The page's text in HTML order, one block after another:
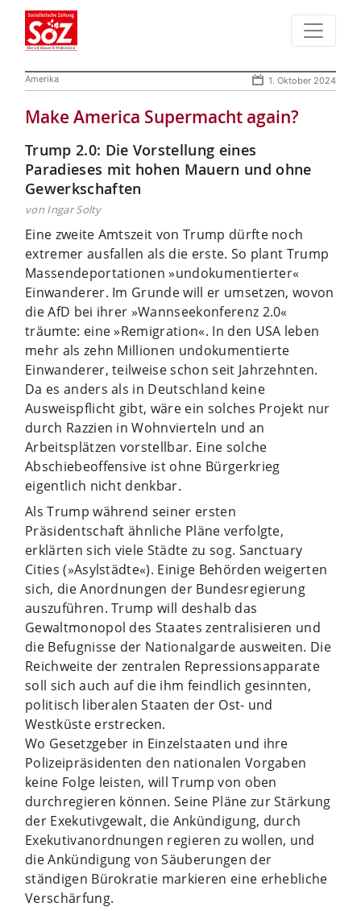
Amerika 1. Oktober 2024
Make America Supermacht again?
Trump 2.0: Die Vorstellung eines
Paradieses mit hohen Mauern und ohne
Gewerkschaften
von Ingar Solty
Eine zweite Amtszeit von Trump dürfte noch
extremer ausfallen als die erste. So plant Trump
Massendeportationen »undokumentierter«
Einwanderer. Im Grunde will er umsetzen, wovon
die AfD bei ihrer »Wannseekonferenz 2.0«
träumte: eine »Remigration«. In den USA leben
mehr als zehn Millionen undokumentierte
Einwanderer, teilweise schon seit Jahrzehnten.
Da es anders als in Deutschland keine
Ausweispflicht gibt, wäre ein solches Projekt nur
durch Razzien in Wohnvierteln und an
Arbeitsplätzen vorstellbar. Eine solche
Abschiebeoffensive ist ohne Bürgerkrieg
eigentlich nicht denkbar.
Als Trump während seiner ersten
Präsidentschaft ähnliche Pläne verfolgte,
erklärten sich viele Städte zu sog. Sanctuary
Cities (»Asylstädte«). Einige Behörden weigerten
sich, die Anordnungen der Bundesregierung
auszuführen. Trump will deshalb das
Gewaltmonopol des Staates zentralisieren und
die Befugnisse der Nationalgarde ausweiten. Die
Reichweite der zentralen Repressionsapparate
soll sich auch auf die ihm feindlich gesinnten,
politisch liberalen Staaten der Ost- und
Westküste erstrecken.
Wo Gesetzgeber in Einzelstaaten und ihre
Polizeipräsidenten den nationalen Vorgaben
keine Folge leisten, will Trump von oben
durchregieren können. Seine Pläne zur Stärkung
der Exekutivgewalt, die Ankündigung, durch
Exekutivanordnungen regieren zu wollen, und
die Ankündigung von Säuberungen der
ständigen Bürokratie markieren eine erhebliche
Verschärfung.